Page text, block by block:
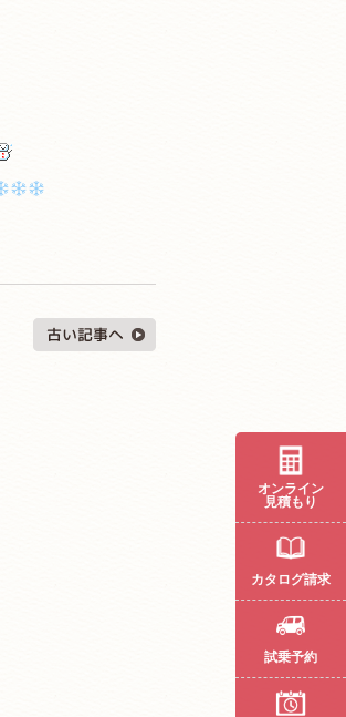
オンライン
見積もり
カタログ請求
試乗予約